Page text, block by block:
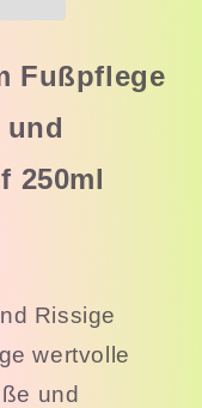
Fußpflege
und
250ml
Rissige
wertvolle
und